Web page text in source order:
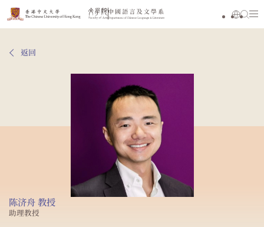
返回
陈济舟 教授
助理教授